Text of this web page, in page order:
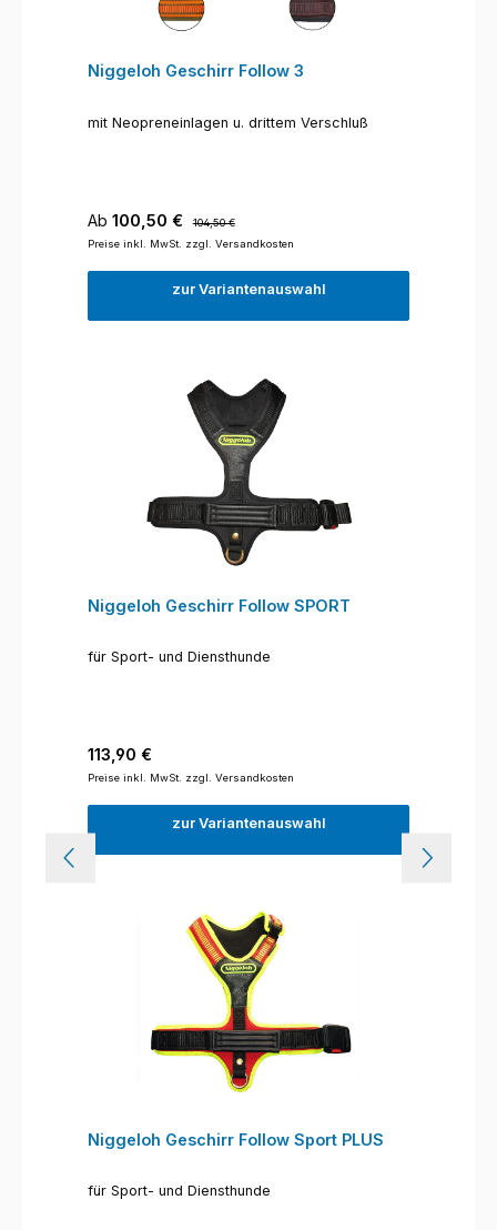
Niggeloh Geschirr Follow 3
mit Neopreneinlagen u. drittem Verschluß
Verkaufspreis:
Ab 100,50 €
104,50 €
Preise inkl. MwSt. zzgl. Versandkosten
zur Variantenauswahl
Niggeloh Geschirr Follow SPORT
für Sport- und Diensthunde
Regulärer Preis:
113,90 €
Preise inkl. MwSt. zzgl. Versandkosten
zur Variantenauswahl
Niggeloh Geschirr Follow Sport PLUS
für Sport- und Diensthunde